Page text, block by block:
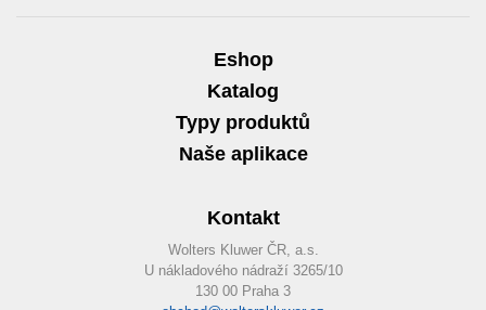
Eshop
Katalog
Typy produktů
Naše aplikace
Kontakt
Wolters Kluwer ČR, a.s.
U nákladového nádraží 3265/10
130 00 Praha 3